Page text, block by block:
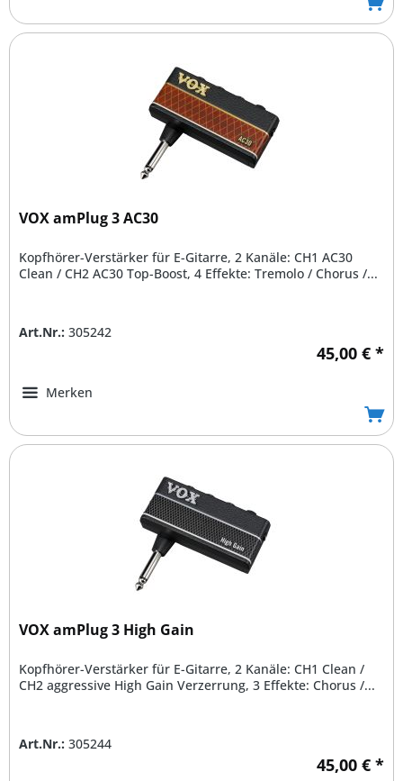
VOX amPlug 3 AC30
Kopfhörer-Verstärker für E-Gitarre, 2 Kanäle: CH1 AC30
Clean / CH2 AC30 Top-Boost, 4 Effekte: Tremolo / Chorus /...
Art.Nr.: 305242
45,00 € *
Merken
VOX amPlug 3 High Gain
Kopfhörer-Verstärker für E-Gitarre, 2 Kanäle: CH1 Clean /
CH2 aggressive High Gain Verzerrung, 3 Effekte: Chorus /...
Art.Nr.: 305244
45,00 € *